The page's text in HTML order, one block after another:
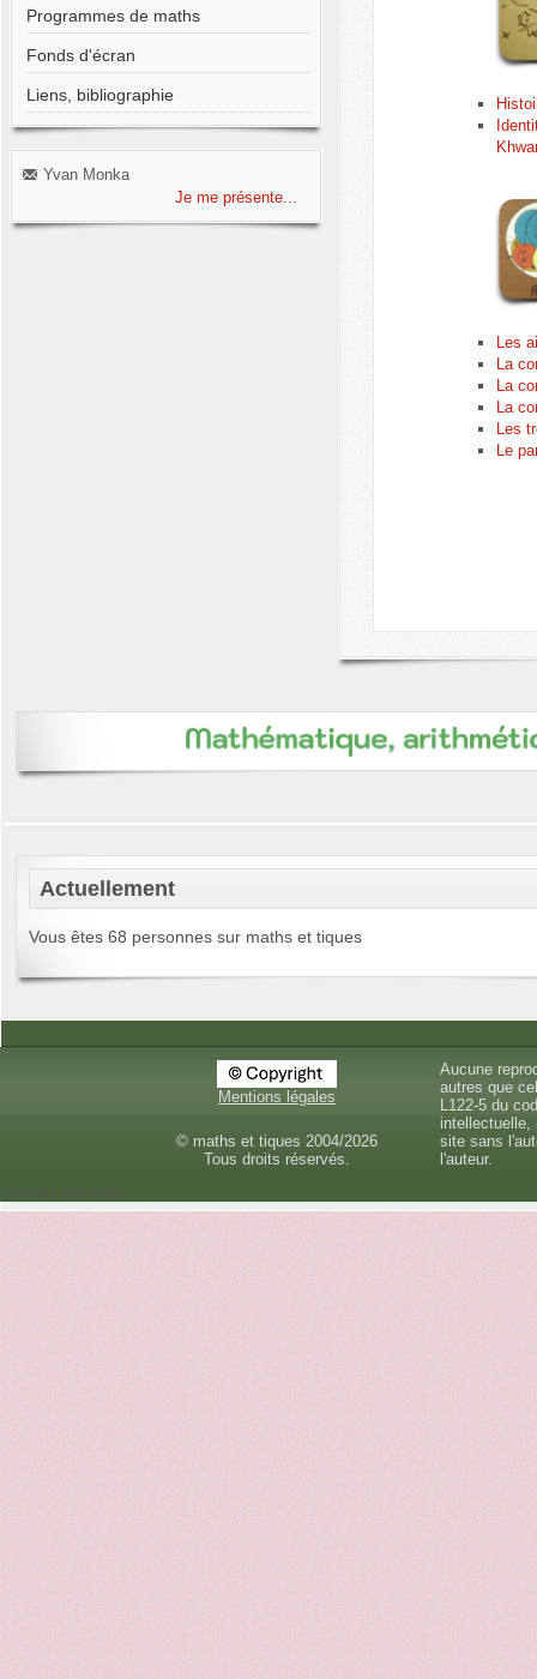
Programmes de maths
Fonds d'écran
Liens, bibliographie
Yvan Monka
Je me présente...
Les
La
La
La
Les
Le
Actuellement
Vous êtes 68 personnes sur maths et tiques
Mentions légales
© maths et tiques 2004/2026
Tous droits réservés.
Aucune
autres que
L122-5 du
intellectuelle,
site sans
l'auteur.